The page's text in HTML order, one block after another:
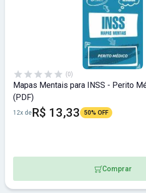
(0)
Mapas Mentais para INSS - Perito
(PDF)
12x deR$ 13,33 50% OFF
Comprar